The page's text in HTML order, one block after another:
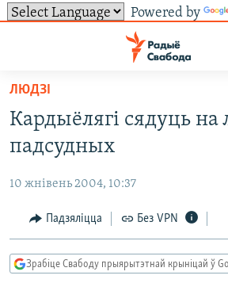
Powered by
ўнівэрсальнага
доступу
Перайсьці
да
галоўнага
Перайсьці
Перайсьці
УСЕ НАВІНЫ
ЛЮДЗІ
ПАЛІТЫКА
ВАЙНА
ТОЛЬКІ НА СВАБОДЗЕ
БЛОГІ
ГІСТОРЫЯ НА СВАБОДЗЕ
КНІГІ
СУВЯЗЬ
АБЫСЬЦІ БЛЯКАВАНЬНЕ
ПАДЗЯЛІЦЦА ІНФАРМАЦЫЯЙ
ПАДПІСАЦЦА
RSS
FACEBOOK
ЛЮДЗІ
Кардыёлягі сядуць на
падсудных
10 жнівень 2004, 10:37
Падзяліцца Без VPN
Зрабіце Свабоду прыярытэтнай крыніцай ў